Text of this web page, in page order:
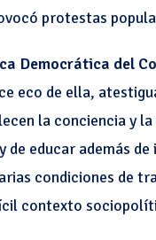
protestas
Democrática del
eco de ella,
la conciencia y
de educar además
condiciones de
contexto